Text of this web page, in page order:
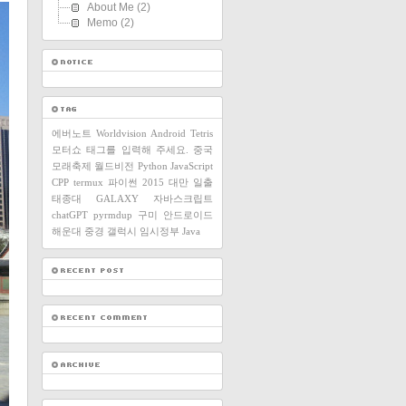
About Me (2)
Memo (2)
에버노트 Worldvision Android Tetris
모터쇼 태그를 입력해 주세요.
중국
모래축제 월드비전 Python JavaScript
CPP termux 파이썬 2015 대만 일출
태종대
GALAXY
자바스크립트
chatGPT pyrmdup 구미
안드로이드
해운대 중경 갤럭시 임시정부 Java